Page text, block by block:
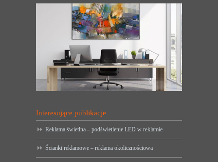
Interesujące publikacje
Reklama świetlna – podświetlenie LED w reklamie
Ścianki reklamowe – reklama okolicznościowa